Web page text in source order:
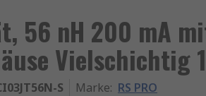
56 nH 200 mA
Vielschichtig
S Marke: RS PRO